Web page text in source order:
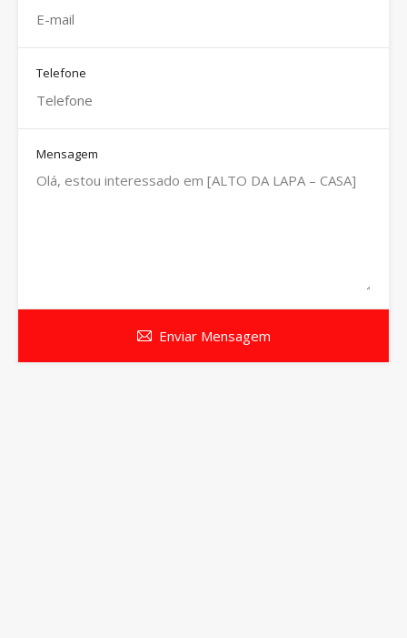
Telefone
Mensagem
Enviar Mensagem